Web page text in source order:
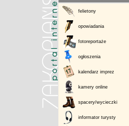
felietony
opowiadania
fotoreportaże
ogłoszenia
kalendarz imprez
kamery online
spacery/wycieczki
informator turysty